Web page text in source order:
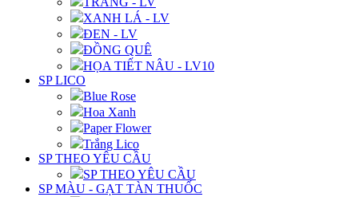
XANH LÁ - LV
ĐEN - LV
ĐỒNG QUÊ
HỌA TIẾT NÂU - LV10
SP LICO
Blue Rose
Hoa Xanh
Paper Flower
Trắng Lico
SP THEO YÊU CẦU
SP THEO YÊU CẦU
SP MÀU - GẠT TÀN THUỐC